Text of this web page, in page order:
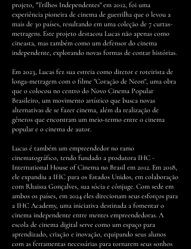
projeto, "Trilhos Independentes" em 2012, foi uma
experiência pioneira de cinema de guerrilha que o levou a
mais de 30 países, resultando em uma coleção de 7 curtas-
metragens. Este projeto destacou Lucas não apenas como
cineasta, mas também como um defensor do cinema
independente, explorando novas formas de contar histórias.
Em 2023, Lucas fez sua estreia como diretor e roteirista de
longa-metragem com o filme "Coração de Neon", uma obra
que o colocou no centro do Novo Cinema Popular
Brasileiro, um movimento artístico que busca novas
alternativas de se fazer cinema, além da realização de
gêneros que encontram um meio-termo entre o cinema
popular e o cinema de autor.
Lucas é também um empreendedor no ramo
cinematográfico, tendo fundado a produtora IHC -
International House of Cinema no Brasil em 2012. Em 2018,
ele expandiu a IHC para os Estados Unidos, em colaboração
com Rhaissa Gonçalves, sua sócia e cônjuge. Com sede em
ambos os países, em 2024 eles direcionam seus esforços para
a IHC Academy, uma iniciativa destinada a fomentar o
cinema independente entre mentes empreendedoras. A
escola de cinema digital serve como um espaço para
aprendizado, criação e inovação, equipando seus alunos
com as ferramentas necessárias para tornarem seus sonhos